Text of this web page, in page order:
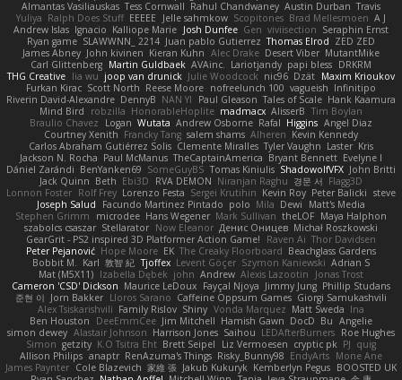
Almantas Vasiliauskas Tess Cornwall Rahul Chandwaney Austin Durban Travis
Yuliya Ralph Does Stuff EEEEE Jelle sahmkow Scopitones Brad Mellesmoen A J
Andrew Islas Ignacio Kalliope Marie Josh Dunfee Gen viviisection Seraphin Ernst
Ryan game SLAWWNN_ 2214 Juan pablo Gutierrez Thomas Elrod ZED ZED
James Abney John kivinen Kieran Kuhn Alec Drake Desert Viber MutantMike
Carl Glittenberg Martin Guldbaek AVAinc. Lariotjandy papi bless DRKRM
THG Creative lia wu joop van drunick Julie Woodcock nic96 Dzät Maxim Krioukov
Furkan Kirac Scott North Reese Moore nofreelunch 100 vagueish Infinitipo
Riverin David-Alexandre DennyB NAN YI Paul Gleason Tales of Scale Hank Kaamura
Mind Bird
robzilla HonorableHoplite madmacx AlisserB Tim Boylan
Braulio Chavez
Logan Wutata Andrew Osborne Rafal Higgins Angel Diaz
Courtney Xenith Francky Tang salem shams Alheren Kevin Kennedy
Carlos Abraham Gutiérrez Solis Clemente Miralles Tyler Vaughn Laster Kris
Jackson N. Rocha Paul McManus TheCaptainAmerica Bryant Bennett Evelyne I
Dániel Zarándi BenYanken69 SomeGuyBS Tomas Kiniulis ShadowolfVFX John Britti
Jack Quinn Beth Ebi3D RVA DEMON Niranjan Raghu 경문 서 Flagg3D
Lonnon Foster Rolf Frey Lorenzo Festa Sergei Krutihin Kevin Roy Peter Balicki steve
Joseph Salud
Facundo Martinez Pintado polo Mila Dewi
Matt's Media
Stephen Grimm
microdee Hans Wegener Mark Sullivan theLOF Maya Halphon
szabolcs csaszar Stellarator Now Eleanor Денис Оницев Michał Roszkowski
GearGrit - PS2 inspired 3D Platformer Action Game!
Raven Ai Thor Davidsen
Peter Pejanović Hope Moore EK The Creaky Floorboard Beachglass Gardens
Bobbit M. Karl 敦智 紀 Tjoffex Levent Göçer Szymon Kaniewski Adrian S
Mat (M5X11) Izabella Dębek john Andrew Alexis Lazootin
Jonas Trost
Cameron 'CSD' Dickson Maurice LeDoux Fayçal Njoya Jimmy Jung Phillip Studans
준현 이 Jorn Bakker Lloros Sarano Caffeine Oppsum Games Giorgi Samukashvili
Alex Tsiskarishvili Family Rislov Shiny Vonda Marquez Matt Sweda Ina
Ben Houston
DeeEmmCee Jim Mitchell Hamish Gawn DocD Bu Angelie
simon dewey Alastair Johnson Harrison Jones Saihou LEDAfterBurners Roe Hughes
Simon getzity K.O Tsitra Eht Brett Seipel Liz Vermoesen cryptic pk PJ quig
Allison Philips anaptr RenAzuma's Things Risky_Bunny98 EndyArts Mone Ane
James Paynter Cole Blazevich 家維 張 Jakub Kukuryk Kemberlyn Pegus BOOSTED UK